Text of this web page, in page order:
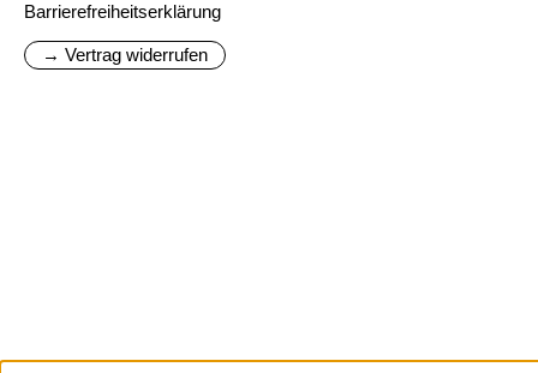
Barrierefreiheitserklärung
→ Vertrag widerrufen